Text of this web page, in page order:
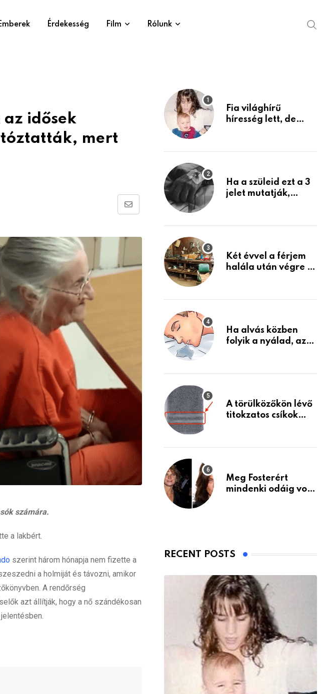
Érdekesség Film Rólunk
idősek
mert
Share
Email
számára.
a lakbért.
szerint három hónapja nem fizette a
a holmiját és távozni, amikor
A rendőrség
azt állítják, hogy a nő szándékosan
Fia világhírű
híresség lett, de
mint azt el tudnád
Ha a szüleid ezt a 3
jelet mutatják,
Készülj fel arra, ami
Két évvel a férjem
halála után végre át
holmiját – amit
életemet
Ha alvás közben
folyik a nyálad, az
A törülközőkön lévő
titokzatos csíkok
Meg Fosterért
mindenki odáig volt
RECENT POSTS